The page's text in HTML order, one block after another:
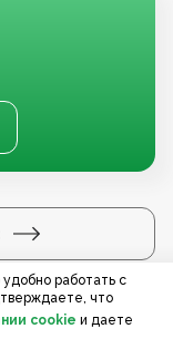
работать с
что
cookie и даете